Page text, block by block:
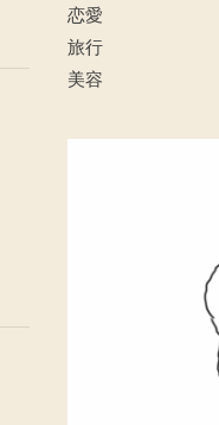
恋愛
旅行
美容